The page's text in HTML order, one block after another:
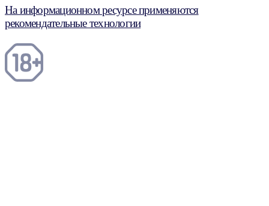
На информационном ресурсе применяются
рекомендательные технологии